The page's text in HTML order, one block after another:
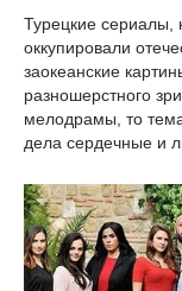
Турецкие сериалы,
оккупировали
заокеанские
разношерстного
мелодрамы, то
дела сердечные и